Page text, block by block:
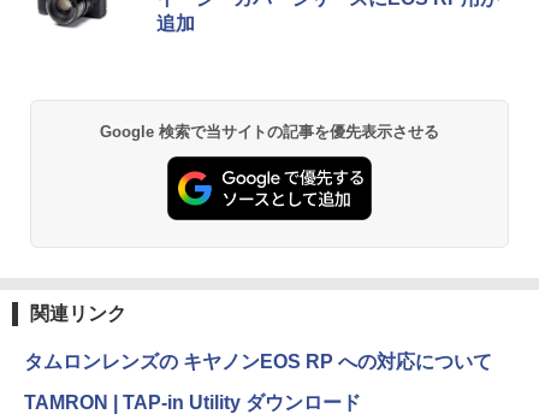
追加
Google 検索で当サイトの記事を優先表示させる
関連リンク
タムロンレンズの キヤノンEOS RP への対応について
TAMRON | TAP-in Utility ダウンロード